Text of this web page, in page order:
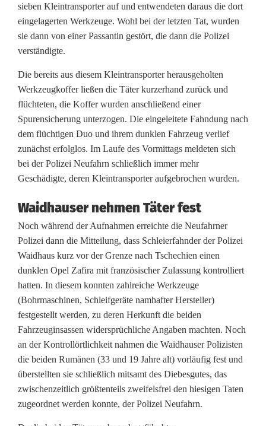
a
u
s
e
r
P
o
l
z
e
i
s
c
h
n
a
p
sieben Kleintransporter auf und entwendeten daraus die dort
eingelagerten Werkzeuge. Wohl bei der letzten Tat, wurden
sie dann von einer Passantin gestört, die dann die Polizei
verständigte.
Die bereits aus diesem Kleintransporter herausgeholten
Werkzeugkoffer ließen die Täter kurzerhand zurück und
flüchteten, die Koffer wurden anschließend einer
Spurensicherung unterzogen. Die eingeleitete Fahndung nach
dem flüchtigen Duo und ihrem dunklen Fahrzeug verlief
zunächst erfolglos. Im Laufe des Vormittags meldeten sich
bei der Polizei Neufahrn schließlich immer mehr
Geschädigte, deren Kleintransporter aufgebrochen wurden.
Waidhauser nehmen Täter fest
Noch während der Aufnahmen erreichte die Neufahrner
Polizei dann die Mitteilung, dass Schleierfahnder der Polizei
Waidhaus kurz vor der Grenze nach Tschechien einen
dunklen Opel Zafira mit französischer Zulassung kontrolliert
hatten. In diesem konnten zahlreiche Werkzeuge
(Bohrmaschinen, Schleifgeräte namhafter Hersteller)
festgestellt werden, zu deren Herkunft die beiden
Fahrzeuginsassen widersprüchliche Angaben machten. Noch
an der Kontrollörtlichkeit nahmen die Waidhauser Polizisten
die beiden Rumänen (33 und 19 Jahre alt) vorläufig fest und
überstellten sie schließlich mitsamt des Diebesgutes, das
zwischenzeitlich größtenteils zweifelsfrei den hiesigen Taten
zugeordnet werden konnte, der Polizei Neufahrn.